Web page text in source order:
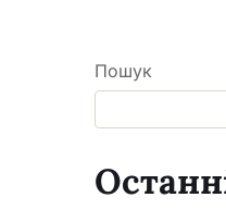
Пошук